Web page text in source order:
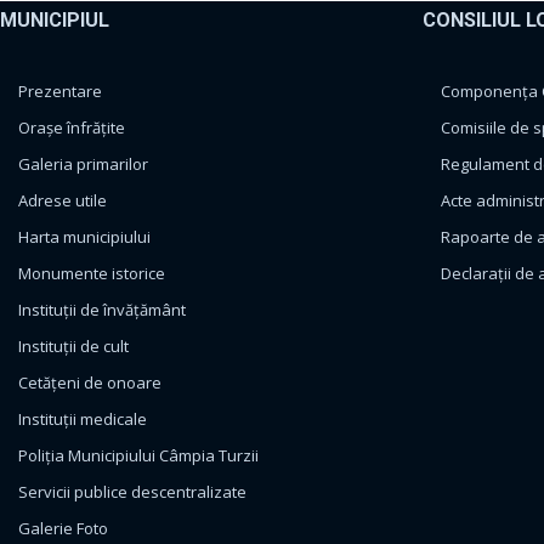
MUNICIPIUL
Prezentare
Orașe înfrățite
Galeria primarilor
Adrese utile
Harta municipiului
Monumente istorice
Instituții de învățământ
Instituții de cult
Cetățeni de onoare
Instituții medicale
Poliția Municipiului Câmpia Turzii
Servicii publice descentralizate
Galerie Foto
CONSILIUL
Componența
Comisiile de
Regulament
Acte
Rapoarte de
Declarații de